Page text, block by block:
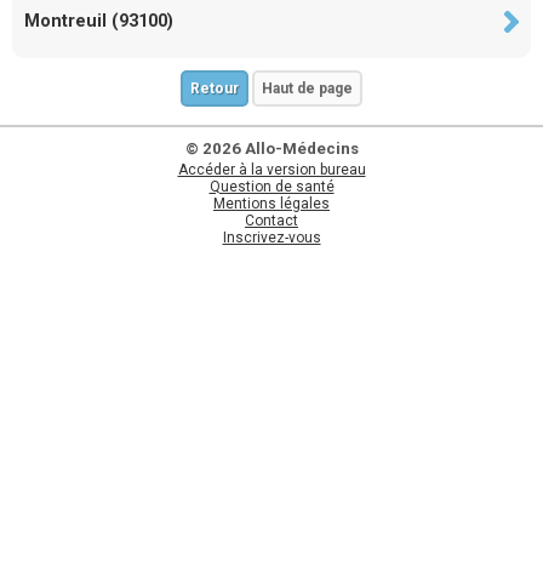
Montreuil (93100)
Retour Haut de page
© 2026 Allo-Médecins
Accéder à la version bureau
Question de santé
Mentions légales
Contact
Inscrivez-vous